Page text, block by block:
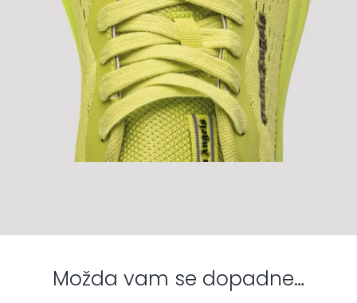
Možda vam se dopadne…